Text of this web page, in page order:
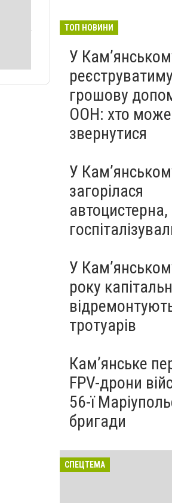
ТОП НОВИНИ
У
грошову
ООН: хто може
звернутися
У
загорілася
автоцистерна,
У
року
тротуарів
Кам’янське
FPV-дрони
56-ї
бригади
СПЕЦТЕМА